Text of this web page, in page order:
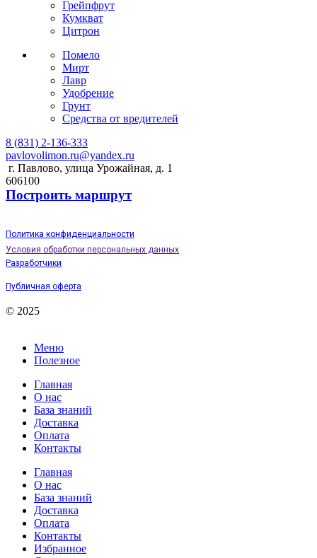
Грейпфрут
Кумкват
Цитрон
Помело
Мирт
Лавр
Удобрение
Грунт
Средства от вредителей
8 (831) 2-136-333
pavlovolimon.ru@yandex.ru
г. Павлово, улица Урожайная, д. 1
606100
Построить маршрут
Политика конфиденциальности
Условия обработки персональных данных
Разработчики
Публичная оферта
© 2025
Меню
Полезное
Главная
О нас
База знаний
Доставка
Оплата
Контакты
Главная
О нас
База знаний
Доставка
Оплата
Контакты
Избранное